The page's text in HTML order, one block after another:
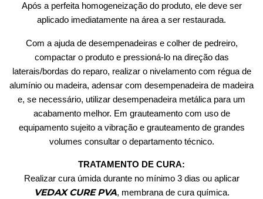
Após a perfeita homogeneização do produto, ele deve ser
aplicado imediatamente na área a ser restaurada.
Com a ajuda de desempenadeiras e colher de pedreiro,
compactar o produto e pressioná-lo na direção das
laterais/bordas do reparo, realizar o nivelamento com régua de
alumínio ou madeira, adensar com desempenadeira de madeira
e, se necessário, utilizar desempenadeira metálica para um
acabamento melhor. Em grauteamento com uso de
equipamento sujeito a vibração e grauteamento de grandes
volumes consultar o departamento técnico.
TRATAMENTO DE CURA:
Realizar cura úmida durante no mínimo 3 dias ou aplicar
VEDAX CURE PVA, membrana de cura química.